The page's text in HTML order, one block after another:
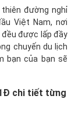
đường nghỉ
Việt Nam, nơi
được lấp đầy
chuyến du lịch
bạn của bạn sẽ
chi tiết từng